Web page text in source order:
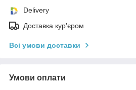
Delivery
Доставка кур'єром
Всі умови доставки
Умови оплати